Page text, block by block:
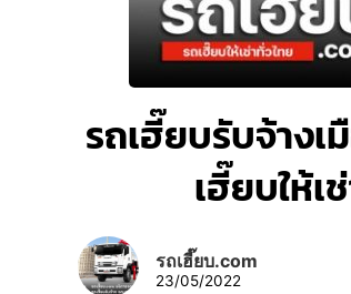
รถเฮี๊ยบรับจ้างเ
เฮี๊ยบให้เ
รถเฮี๊ยบ.com
23/05/2022